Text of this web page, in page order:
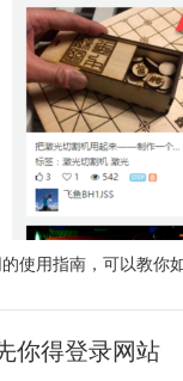
使用指南，可以教你
你得登录网站